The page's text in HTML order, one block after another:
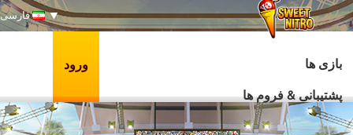
فارسی
بازی ها
پشتیبانی & فروم ها
ورود